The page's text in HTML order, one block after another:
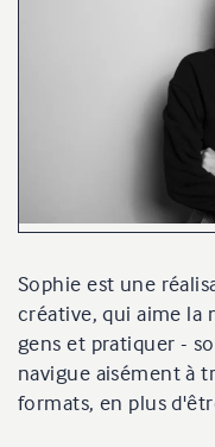
Sophie est une
créative, qui aime la
gens et pratiquer -
navigue aisément à
formats, en plus